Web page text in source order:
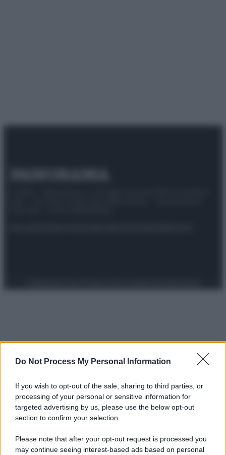
Do Not Process My Personal Information
If you wish to opt-out of the sale, sharing to third parties, or
processing of your personal or sensitive information for
targeted advertising by us, please use the below opt-out
section to confirm your selection.
Please note that after your opt-out request is processed you
may continue seeing interest-based ads based on personal